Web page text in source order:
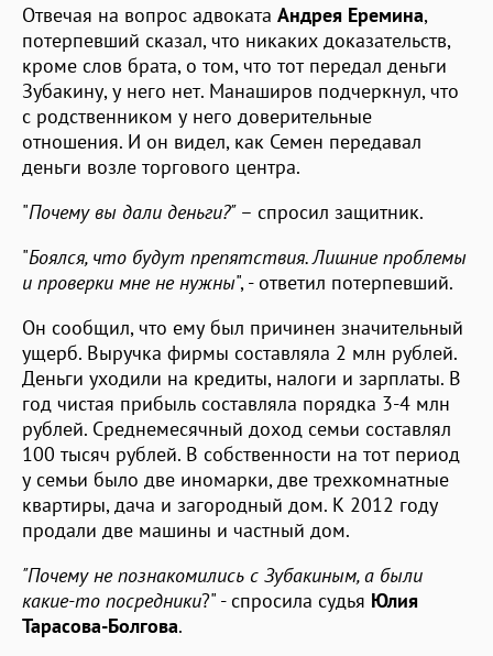
Отвечая на вопрос адвоката Андрея Еремина,
потерпевший сказал, что никаких доказательств,
кроме слов брата, о том, что тот передал деньги
Зубакину, у него нет. Манаширов подчеркнул, что
с родственником у него доверительные
отношения. И он видел, как Семен передавал
деньги возле торгового центра.
"Почему вы дали деньги?"– спросил защитник.
"Боялся, что будут препятствия. Лишние проблемы
и проверки мне не нужны", - ответил потерпевший.
Он сообщил, что ему был причинен значительный
ущерб. Выручка фирмы составляла 2 млн рублей.
Деньги уходили на кредиты, налоги и зарплаты. В
год чистая прибыль составляла порядка 3-4 млн
рублей. Среднемесячный доход семьи составлял
100 тысяч рублей. В собственности на тот период
у семьи было две иномарки, две трехкомнатные
квартиры, дача и загородный дом. К 2012 году
продали две машины и частный дом.
"Почему не познакомились с Зубакиным, а были
какие-то посредники?" - спросила судья Юлия
Тарасова-Болгова.